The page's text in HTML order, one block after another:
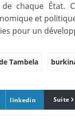
chaque État.
et
pour un
Tambela
linkedin Suite